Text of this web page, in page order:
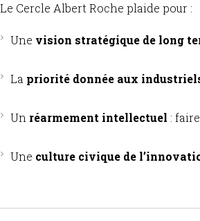
Le Cercle Albert Roche plaide pour :
Une vision stratégique de long
La priorité donnée aux
Un réarmement intellectuel :
Une culture civique de